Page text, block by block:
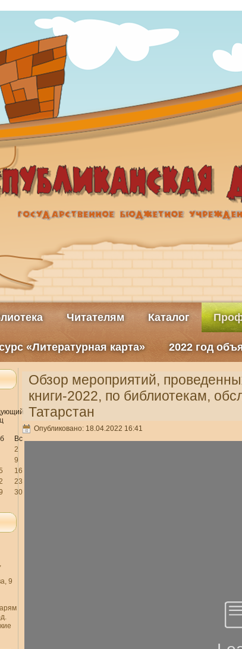
Читателям Каталог
«Литературная карта» 2022 год
Вс
2
9
16
23
30
9
Обзор мероприятий,
книги-2022, по библиотекам,
Татарстан
Опубликовано: 18.04.2022 16:41